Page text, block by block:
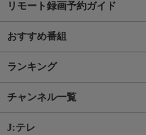
リモート録画予約ガイド
おすすめ番組
ランキング
チャンネル一覧
J:テレ